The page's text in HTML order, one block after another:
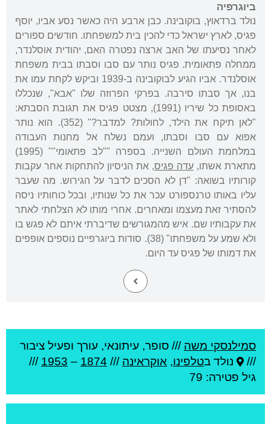
ביוגרפיה
נולד ברדאוץ, בוקובינה. כבן ארבע היה כאשר נסע אביו, יוסף
פגיס, לארץ ישראל כדי להכין בית למשפחתו. חודשים ספורים
לאחר נסיעתו של האב ארצה נפטרה האם, יהודית אוסלנדר,
ממחלה פתאומית. פגיס נותר עם סבו וסבתו בבית משפחת
אוסלנדר. אביו הגיע לבוקובינה ב-1939 וביקש לקחת עמו את
בנו, אך סבתו סירבה. בפרקי הפרוזה שלו "אבא", שנכללו
באסופת כל שיריו (1991), מצטט פגיס את תגובת הסבתא:
"לאן תיקח את הילד, לחולות? למדבר?" (352). הוא נותר
אפוא עם סבו וסבתו, ועמם נשלח אל מחנות העבודה
במלחמת העולם השנייה. בספרה ""לב פתאומי"" (1995)
מתארת אשתו, עדה פגיס, את הניסיון להתחקות אחר עקבות
קורותיו בשואה: "דן לא הסכים לדבר על הגירוש. מה שעבר
עליו באותו טרנספורט עכר את כל שנותיו, ובכל כוחותיו ניסה
להסתיר זאת מעצמו ומאחרים. אחרי מותו לא הצלחתי לאתר
את עקבותיו שם. איש מהמגורשים שדיברתי איתם לא פגש בו
ולא שמע על משפחתו" (38). סודות ביוגרפיים נוספים אופפים
את דמותו של פגיס עד היום.
סמילנסקי משה /// סופר, עיתונאי, עורך ופעיל ציבור
///
נולד בטלפינו, אוקראינה ///
1874
–
1953
///
גיל פטירה: 79